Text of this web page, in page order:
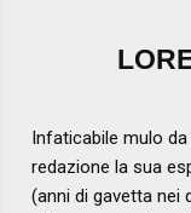
Infaticabile mulo
redazione la sua
(anni di gavetta nei